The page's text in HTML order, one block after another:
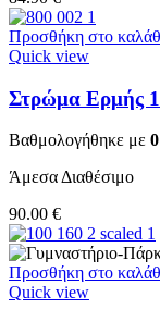
Προσθήκη στο
Quick view
Στρώμα Ερμής
Βαθμολογήθηκε με 0
Άμεσα Διαθέσιμο
90.00 €
Προσθήκη στο
Quick view